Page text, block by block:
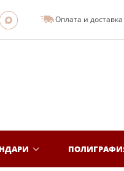
Оплата и доставка